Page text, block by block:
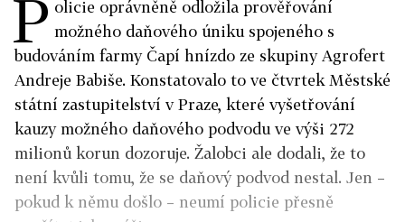
P olicie oprávněně odložila prověřování
možného daňového úniku spojeného s
budováním farmy Čapí hnízdo ze skupiny Agrofert
Andreje Babiše. Konstatovalo to ve čtvrtek Městské
státní zastupitelství v Praze, které vyšetřování
kauzy možného daňového podvodu ve výši 272
milionů korun dozoruje. Žalobci ale dodali, že to
není kvůli tomu, že se daňový podvod nestal. Jen –
pokud k němu došlo – neumí policie přesně